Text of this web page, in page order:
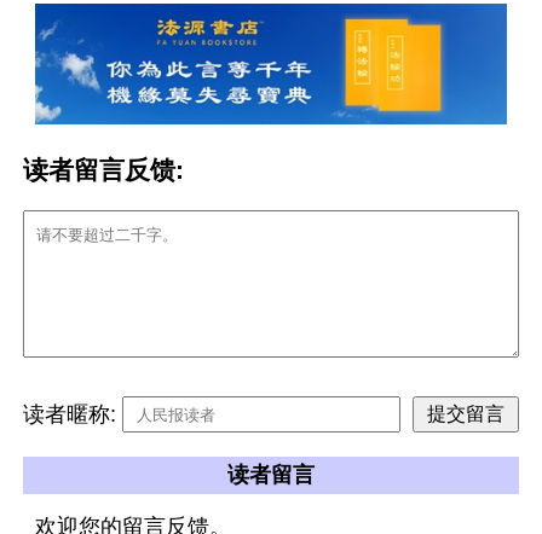
读者留言反馈:
读者暱称:
读者留言
欢迎您的留言反馈。